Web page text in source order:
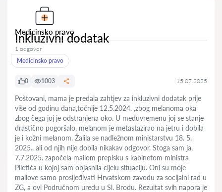
Medicinsko pravo
Inkluzivni dodatak
1 odgovor
Medicinsko pravo
0 1003 15.07.2025
Poštovani, mama je predala zahtjev za inkluzivni dodatak prije
više od godinu dana,točnije 12.5.2024. ,zbog melanoma oka
zbog čega joj je odstranjena oko. U međuvremenu joj se stanje
drastično pogoršalo, melanom je metastazirao na jetru i dobila
je i kožni melanom. Žalila se nadležnom ministarstvu 18. 5.
2025., ali od njih nije dobila nikakav odgovor. Stoga sam ja,
7.7.2025. započela mailom prepisku s kabinetom ministra
Piletića u kojoj sam objasnila cijelu situaciju. Oni su moje
mailove samo prosljeđivati Hrvatskom zavodu za socijalni rad u
ZG, a ovi Područnom uredu u Sl. Brodu. Rezultat svih napora je